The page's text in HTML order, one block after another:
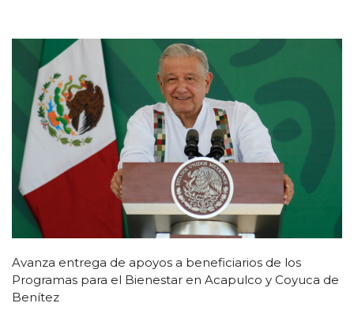
Avanza entrega de apoyos a beneficiarios de los
Programas para el Bienestar en Acapulco y Coyuca de
Benítez